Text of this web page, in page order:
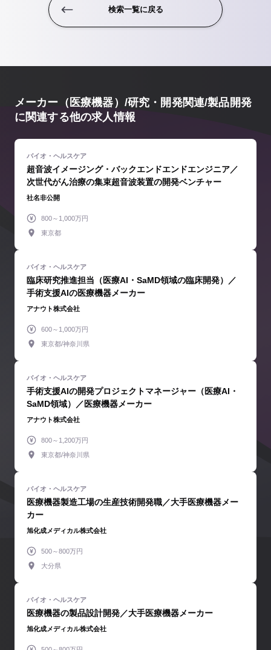
検索一覧に戻る
メーカー（医療機器）/研究・開発関連/製品開発
に関連する他の求人情報
超音波イメージング・バックエンドエンドエンジニア／
次世代がん治療の集束超音波装置の開発ベンチャー
社名非公開
800～1,000万円
東京都
臨床研究推進担当（医療AI・SaMD領域の臨床開発）／
手術支援AIの医療機器メーカー
アナウト株式会社
600～1,000万円
東京都/神奈川県
手術支援AIの開発プロジェクトマネージャー（医療AI・
SaMD領域）／医療機器メーカー
アナウト株式会社
800～1,200万円
東京都/神奈川県
医療機器製造工場の生産技術開発職／大手医療機器メー
カー
旭化成メディカル株式会社
500～800万円
大分県
医療機器の製品設計開発／大手医療機器メーカー
旭化成メディカル株式会社